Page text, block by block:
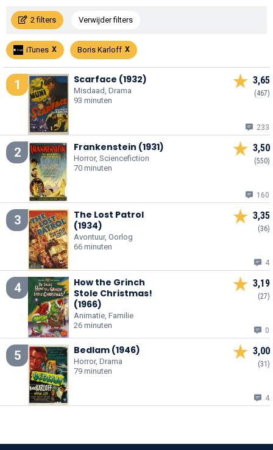
2 filters Verwijder filters
iTunes Boris Karloff
1 Scarface (1932)
Misdaad, Drama
93 minuten
3,65
(467)
233
2 Frankenstein (1931)
Horror, Sciencefiction
70 minuten
3,50
(550)
160
3
The Lost Patrol
(1934)
Avontuur, Oorlog
66 minuten
3,35
(36)
4
4
How the Grinch
Stole Christmas!
(1966)
Animatie, Familie
26 minuten
3,19
(27)
0
5 Bedlam (1946)
Horror, Drama
79 minuten
3,00
(31)
4